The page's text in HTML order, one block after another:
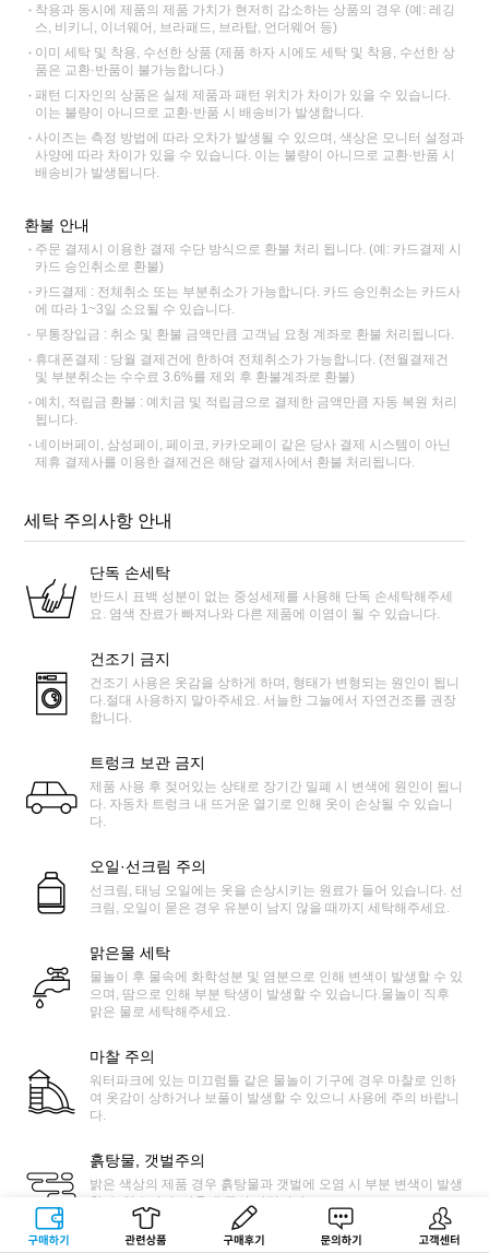
구매하기 관련상품 상품후기 문의하기 고객센터
착용과 동시에 제품의 제품 가치가 현저히 감소하는 상품의 경우 (예: 레깅
스, 비키니, 이너웨어, 브라패드, 브라탑, 언더웨어 등)
이미 세탁 및 착용, 수선한 상품 (제품 하자 시에도 세탁 및 착용, 수선한 상
품은 교환·반품이 불가능합니다.)
패턴 디자인의 상품은 실제 제품과 패턴 위치가 차이가 있을 수 있습니다.
이는 불량이 아니므로 교환·반품 시 배송비가 발생합니다.
사이즈는 측정 방법에 따라 오차가 발생될 수 있으며, 색상은 모니터 설정과
사양에 따라 차이가 있을 수 있습니다. 이는 불량이 아니므로 교환·반품 시
배송비가 발생됩니다.
환불 안내
주문 결제시 이용한 결제 수단 방식으로 환불 처리 됩니다. (예: 카드결제 시
카드 승인취소로 환불)
카드결제 : 전체취소 또는 부분취소가 가능합니다. 카드 승인취소는 카드사
에 따라 1~3일 소요될 수 있습니다.
무통장입금 : 취소 및 환불 금액만큼 고객님 요청 계좌로 환불 처리됩니다.
휴대폰결제 : 당월 결제건에 한하여 전체취소가 가능합니다. (전월결제건
및 부분취소는 수수료 3.6%를 제외 후 환불계좌로 환불)
예치, 적립금 환불 : 예치금 및 적립금으로 결제한 금액만큼 자동 복원 처리
됩니다.
네이버페이, 삼성페이, 페이코, 카카오페이 같은 당사 결제 시스템이 아닌
제휴 결제사를 이용한 결제건은 해당 결제사에서 환불 처리됩니다.
세탁 주의사항 안내
단독 손세탁
반드시 표백 성분이 없는 중성세제를 사용해 단독 손세탁해주세
요. 염색 잔료가 빠져나와 다른 제품에 이염이 될 수 있습니다.
건조기 금지
건조기 사용은 옷감을 상하게 하며, 형태가 변형되는 원인이 됩니
다.절대 사용하지 말아주세요. 서늘한 그늘에서 자연건조를 권장
합니다.
트렁크 보관 금지
제품 사용 후 젖어있는 상태로 장기간 밀폐 시 변색에 원인이 됩니
다. 자동차 트렁크 내 뜨거운 열기로 인해 옷이 손상될 수 있습니
다.
오일·선크림 주의
선크림, 태닝 오일에는 옷을 손상시키는 원료가 들어 있습니다. 선
크림, 오일이 묻은 경우 유분이 남지 않을 때까지 세탁해주세요.
맑은물 세탁
물놀이 후 물속에 화학성분 및 염분으로 인해 변색이 발생할 수 있
으며, 땀으로 인해 부분 탁생이 발생할 수 있습니다.물놀이 직후
맑은 물로 세탁해주세요.
마찰 주의
워터파크에 있는 미끄럼틀 같은 물놀이 기구에 경우 마찰로 인하
여 옷감이 상하거나 보풀이 발생할 수 있으니 사용에 주의 바랍니
다.
흙탕물, 갯벌주의
밝은 색상의 제품 경우 흙탕물과 갯벌에 오염 시 부분 변색이 발생
할 수 있습니다. 사용에 주의 바랍니다.
모래 끼임 제거